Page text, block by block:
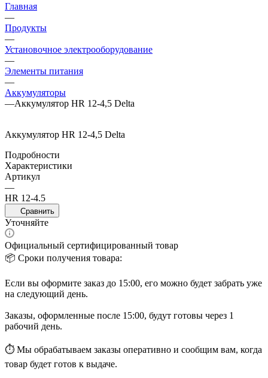
Главная
—
Продукты
—
Установочное электрооборудование
—
Элементы питания
—
Аккумуляторы
—Аккумулятор HR 12-4,5 Delta
Аккумулятор HR 12-4,5 Delta
Подробности
Характеристики
Артикул
—
HR 12-4.5
Сравнить
Уточняйте
Официальный сертифицированный товар
📦 Сроки получения товара:
Если вы оформите заказ до 15:00, его можно будет забрать уже
на следующий день.
Заказы, оформленные после 15:00, будут готовы через 1
рабочий день.
⏱ Мы обрабатываем заказы оперативно и сообщим вам, когда
товар будет готов к выдаче.